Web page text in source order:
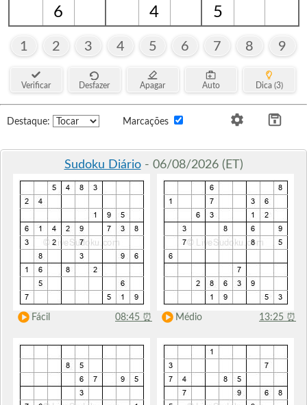
6
4 5
1 2 3 4 5 6 7 8 9
Verificar Desfazer Apagar Auto Dica (3)
Destaque: Marcações
Sudoku Diário- 06/08/2026 (ET)
Fácil 08:45 ⏰ Médio 13:25 ⏰